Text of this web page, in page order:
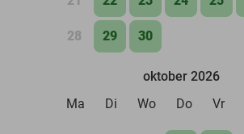
28 29 30
oktober 2026
Ma
Di Wo Do Vr